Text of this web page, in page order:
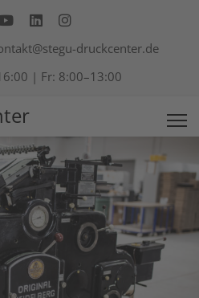
druckcenter.de
| Fr: 8:00–13:00